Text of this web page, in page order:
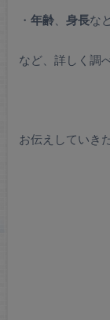
・ 年齢、 身長な
など、詳しく調
お伝えしていき